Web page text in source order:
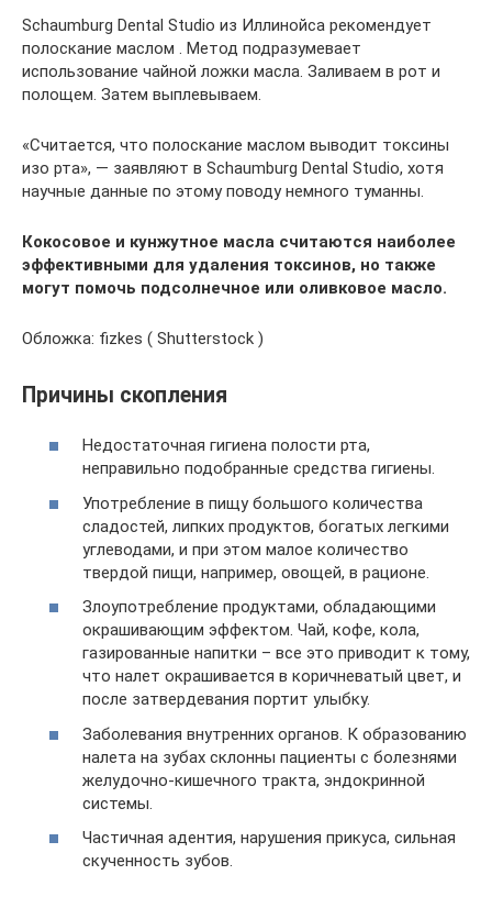
Schaumburg Dental Studio из Иллинойса рекомендует
полоскание маслом . Метод подразумевает
использование чайной ложки масла. Заливаем в рот и
полощем. Затем выплевываем.
«Считается, что полоскание маслом выводит токсины
изо рта», — заявляют в Schaumburg Dental Studio, хотя
научные данные по этому поводу немного туманны.
Кокосовое и кунжутное масла считаются наиболее
эффективными для удаления токсинов, но также
могут помочь подсолнечное или оливковое масло.
Обложка: fizkes ( Shutterstock )
Причины скопления
Недостаточная гигиена полости рта,
неправильно подобранные средства гигиены.
Употребление в пищу большого количества
сладостей, липких продуктов, богатых легкими
углеводами, и при этом малое количество
твердой пищи, например, овощей, в рационе.
Злоупотребление продуктами, обладающими
окрашивающим эффектом. Чай, кофе, кола,
газированные напитки – все это приводит к тому,
что налет окрашивается в коричневатый цвет, и
после затвердевания портит улыбку.
Заболевания внутренних органов. К образованию
налета на зубах склонны пациенты с болезнями
желудочно-кишечного тракта, эндокринной
системы.
Частичная адентия, нарушения прикуса, сильная
скученность зубов.